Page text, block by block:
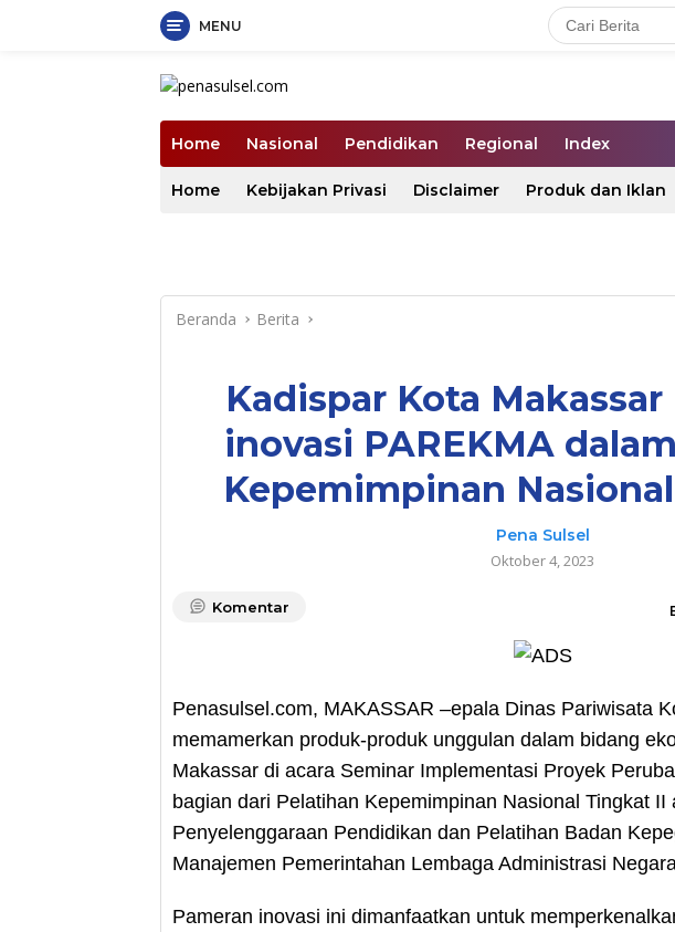
MENU
Home Nasional Pendidikan Regional Index
Home Kebijakan Privasi Disclaimer Produk dan Iklan
Beranda Berita
Kadispar Kota
inovasi PAREKMA
Kepemimpinan
Pena Sulsel
Oktober 4, 2023
Komentar
Penasulsel.com, MAKASSAR –epala Dinas Pariwisata
memamerkan produk-produk unggulan dalam bidang
Makassar di acara Seminar Implementasi Proyek
bagian dari Pelatihan Kepemimpinan Nasional Tingkat
Penyelenggaraan Pendidikan dan Pelatihan Badan
Manajemen Pemerintahan Lembaga Administrasi
Pameran inovasi ini dimanfaatkan untuk